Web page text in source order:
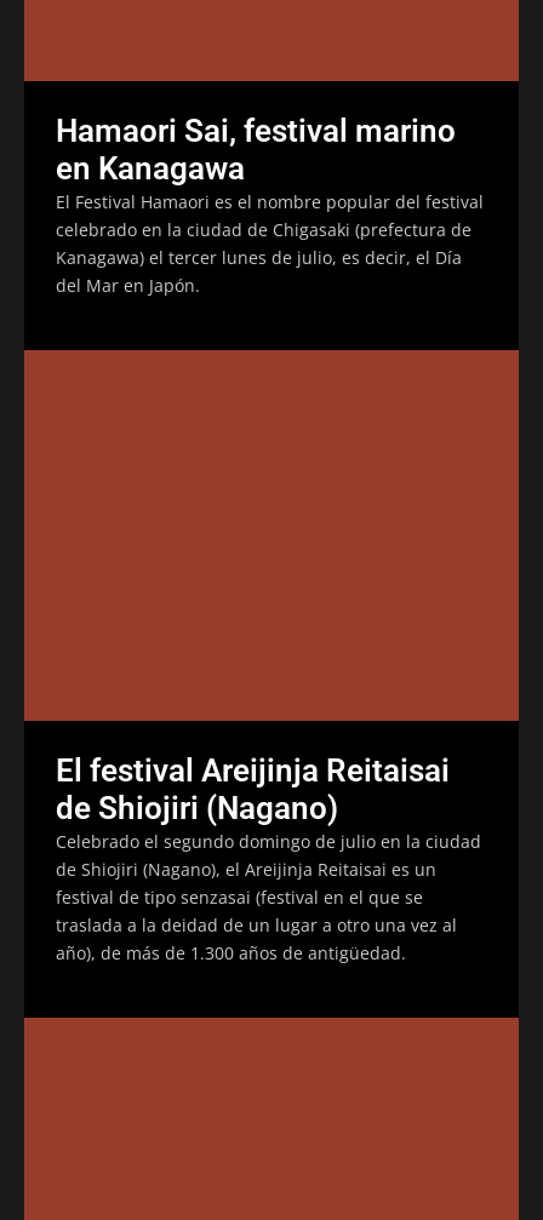
Hamaori Sai, festival marino
en Kanagawa
El Festival Hamaori es el nombre popular del festival
celebrado en la ciudad de Chigasaki (prefectura de
Kanagawa) el tercer lunes de julio, es decir, el Día
del Mar en Japón.
El festival Areijinja Reitaisai
de Shiojiri (Nagano)
Celebrado el segundo domingo de julio en la ciudad
de Shiojiri (Nagano), el Areijinja Reitaisai es un
festival de tipo senzasai (festival en el que se
traslada a la deidad de un lugar a otro una vez al
año), de más de 1.300 años de antigüedad.